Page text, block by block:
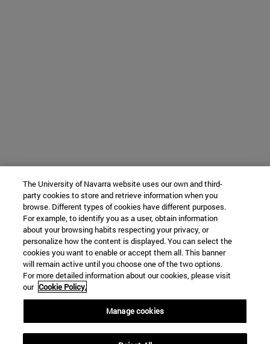
The University of Navarra website uses our own and third-
party cookies to store and retrieve information when you
browse. Different types of cookies have different purposes.
For example, to identify you as a user, obtain information
about your browsing habits respecting your privacy, or
personalize how the content is displayed. You can select the
cookies you want to enable or accept them all. This banner
will remain active until you choose one of the two options.
For more detailed information about our cookies, please visit
our Cookie Policy.
Manage cookies